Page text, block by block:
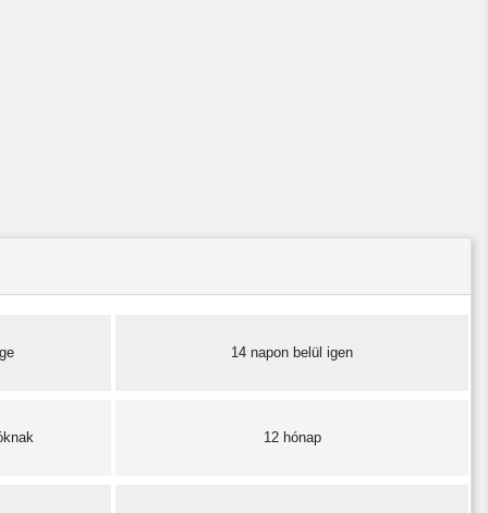
14 napon belül igen
12 hónap